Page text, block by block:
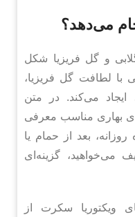
می‌دهد؟
و گل فریزیا شکل
با لطافت گل فریزیا،
می‌کند. در متن
بهاری مناسب معرفی
بعد از حمام یا
می‌خواهید، گزینه‌ای
ویکتوریا سکرت از